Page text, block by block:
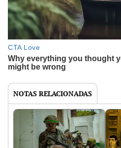
NOTAS RELACIONADAS